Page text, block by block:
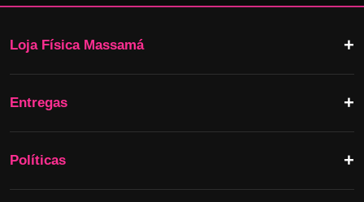
Loja Física Massamá
Entregas
Políticas